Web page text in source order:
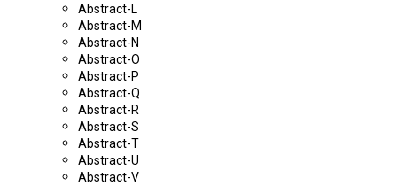
Abstract-L
Abstract-M
Abstract-N
Abstract-O
Abstract-P
Abstract-Q
Abstract-R
Abstract-S
Abstract-T
Abstract-U
Abstract-V